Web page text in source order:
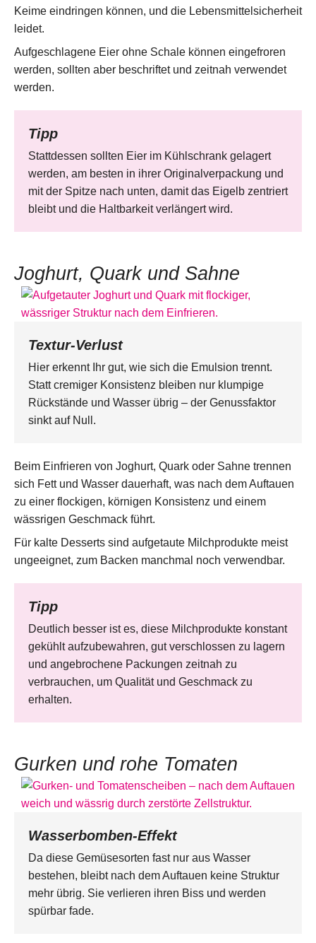
Keime eindringen können, und die Lebensmittelsicherheit
leidet.
Aufgeschlagene Eier ohne Schale können eingefroren
werden, sollten aber beschriftet und zeitnah verwendet
werden.
Tipp
Stattdessen sollten Eier im Kühlschrank gelagert
werden, am besten in ihrer Originalverpackung und
mit der Spitze nach unten, damit das Eigelb zentriert
bleibt und die Haltbarkeit verlängert wird.
Joghurt, Quark und Sahne
Textur-Verlust
Hier erkennt Ihr gut, wie sich die Emulsion trennt.
Statt cremiger Konsistenz bleiben nur klumpige
Rückstände und Wasser übrig – der Genussfaktor
sinkt auf Null.
Beim Einfrieren von Joghurt, Quark oder Sahne trennen
sich Fett und Wasser dauerhaft, was nach dem Auftauen
zu einer flockigen, körnigen Konsistenz und einem
wässrigen Geschmack führt.
Für kalte Desserts sind aufgetaute Milchprodukte meist
ungeeignet, zum Backen manchmal noch verwendbar.
Tipp
Deutlich besser ist es, diese Milchprodukte konstant
gekühlt aufzubewahren, gut verschlossen zu lagern
und angebrochene Packungen zeitnah zu
verbrauchen, um Qualität und Geschmack zu
erhalten.
Gurken und rohe Tomaten
Wasserbomben-Effekt
Da diese Gemüsesorten fast nur aus Wasser
bestehen, bleibt nach dem Auftauen keine Struktur
mehr übrig. Sie verlieren ihren Biss und werden
spürbar fade.